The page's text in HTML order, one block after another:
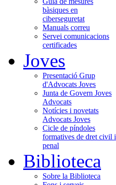
bàsiques en
ciberseguretat
Manuals correu
Servei comunicacions
certificades
Joves
Presentació Grup
d'Advocats Joves
Junta de Govern Joves
Advocats
Notícies i novetats
Advocats Joves
Cicle de píndoles
formatives de dret civil i
penal
Biblioteca
Sobre la Biblioteca